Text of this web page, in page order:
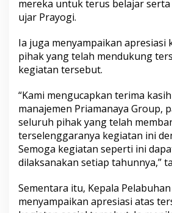
mereka untuk terus belajar serta
ujar Prayogi.
Ia juga menyampaikan apresiasi
pihak yang telah mendukung
kegiatan tersebut.
“Kami mengucapkan terima
manajemen Priamanaya Group,
seluruh pihak yang telah
terselenggaranya kegiatan ini
Semoga kegiatan seperti ini
dilaksanakan setiap tahunnya,”
Sementara itu, Kepala
menyampaikan apresiasi atas